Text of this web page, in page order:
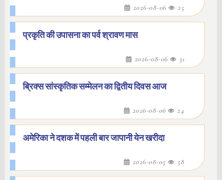
2026-08-06 25
प्रकृति की उपासना का पर्व श्रावण मास
2026-08-06 31
ब्रिक्स सांस्कृतिक सम्मेलन का द्वितीय दिवस आज
2026-08-06 24
अमेरिका ने दशक में पहली बार जापानी येन खरीदा
2026-08-05 58